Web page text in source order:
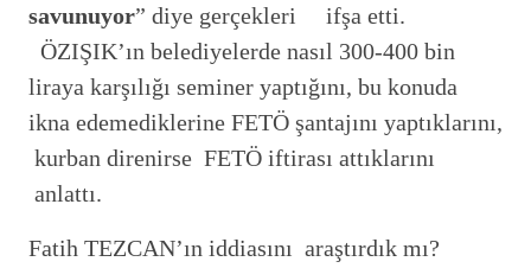
savunuyor” diye gerçekleri ifşa etti.
ÖZIŞIK’ın belediyelerde nasıl 300-400 bin
liraya karşılığı seminer yaptığını, bu konuda
ikna edemediklerine FETÖ şantajını yaptıklarını,
kurban direnirse FETÖ iftirası attıklarını
anlattı.
Fatih TEZCAN’ın iddiasını araştırdık mı?